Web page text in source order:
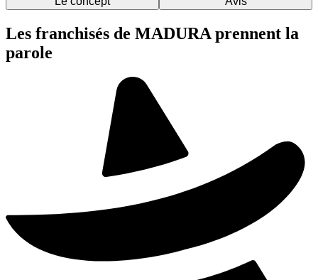
Les franchisés de MADURA prennent la
parole